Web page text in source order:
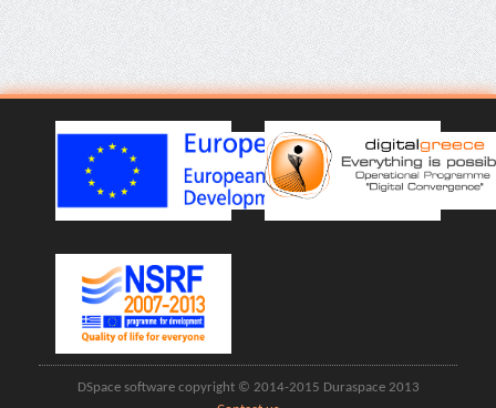
DSpace software copyright © 2014-2015 Duraspace 2013